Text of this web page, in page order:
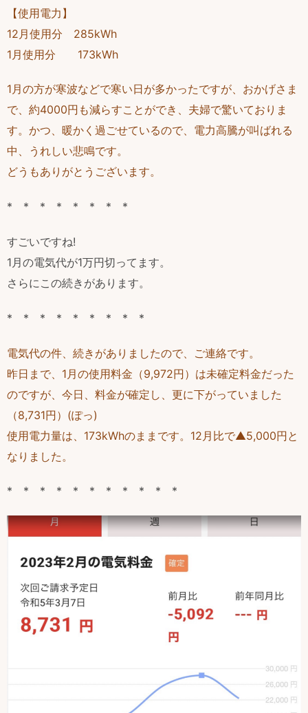
【使用電力】
12月使用分 285kWh
1月使用分 173kWh
1月の方が寒波などで寒い日が多かったですが、おかげさま
で、約4000円も減らすことができ、夫婦で驚いておりま
す。かつ、暖かく過ごせているので、電力高騰が叫ばれる
中、うれしい悲鳴です。
どうもありがとうございます。
* * * * * * * *
すごいですね!
1月の電気代が1万円切ってます。
さらにこの続きがあります。
* * * * * * * * *
電気代の件、続きがありましたので、ご連絡です。
昨日まで、1月の使用料金（9,972円）は未確定料金だった
のですが、今日、料金が確定し、更に下がっていました
（8,731円）(ぽっ)
使用電力量は、173kWhのままです。12月比で▲5,000円と
なりました。
* * * * * * * * * * *